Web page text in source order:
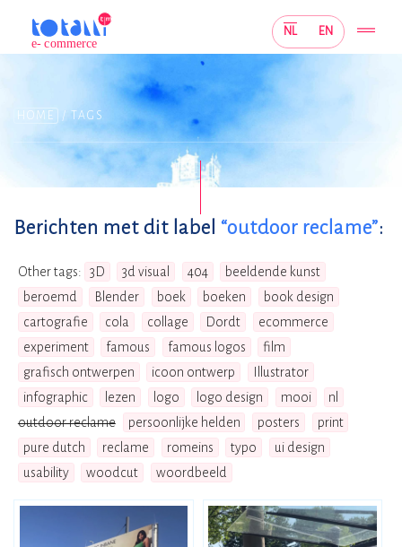
HOME
DIENSTEN
BLOG
GALERIE
NL EN
HOME / TAGS
Berichten met dit label “outdoor reclame”:
Other tags: 3D 3d visual 404
beeldende kunst
beroemd
Blender boek boeken
book design
cartografie
cola collage Dordt
ecommerce
experiment
famous famous logos
film
grafisch ontwerpen
icoon ontwerp
Illustrator
infographic
lezen logo logo design mooi
nl
outdoor reclame
persoonlijke helden posters
print
pure dutch
reclame romeins typo
ui design
usability
woodcut woordbeeld